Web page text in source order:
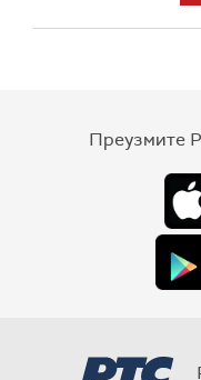
Преузмите